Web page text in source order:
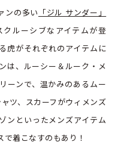
ンの多い 「ジル サンダー」
ルーシブなアイテムが登
虎がそれぞれのアイテムに
は、ルーシー＆ルーク・メ
ーンで、温かみのあるムー
ツ、スカーフがウィメンズ
ンといったメンズアイテム
着こなすのもあり！